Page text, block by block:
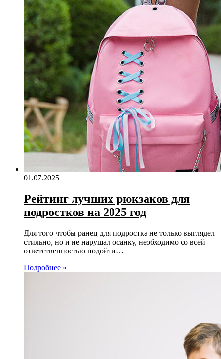
01.07.2025
Рейтинг лучших рюкзаков для
подростков на 2025 год
Для того чтобы ранец для подростка не только выглядел
стильно, но и не нарушал осанку, необходимо со всей
ответственностью подойти…
Подробнее »